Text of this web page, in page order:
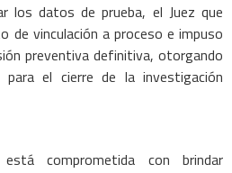
los datos de prueba, el Juez que
de vinculación a proceso e impuso
preventiva definitiva, otorgando
el cierre de la investigación
comprometida con brindar